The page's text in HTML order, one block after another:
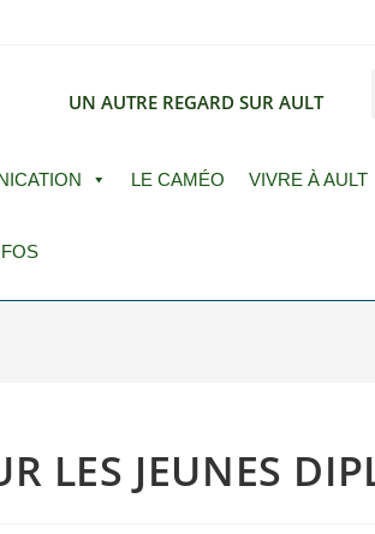
UN AUTRE REGARD SUR AULT
LE CAMÉO VIVRE À AULT
LES JEUNES